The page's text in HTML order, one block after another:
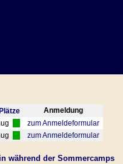
Anmeldung
zum Anmeldeformular
zum Anmeldeformular
während der Sommercamps